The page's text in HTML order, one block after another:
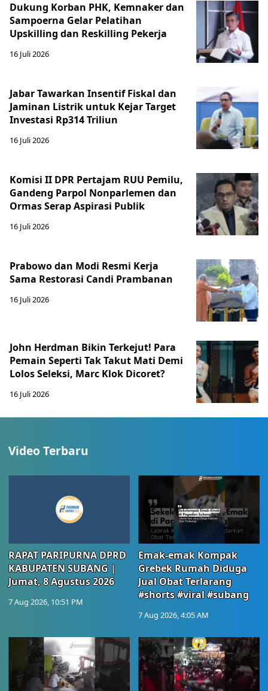
Dukung Korban PHK, Kemnaker dan
Sampoerna Gelar Pelatihan
Upskilling dan Reskilling Pekerja
16 Juli 2026
Jabar Tawarkan Insentif Fiskal dan
Jaminan Listrik untuk Kejar Target
Investasi Rp314 Triliun
16 Juli 2026
Komisi II DPR Pertajam RUU Pemilu,
Gandeng Parpol Nonparlemen dan
Ormas Serap Aspirasi Publik
16 Juli 2026
Prabowo dan Modi Resmi Kerja
Sama Restorasi Candi Prambanan
16 Juli 2026
John Herdman Bikin Terkejut! Para
Pemain Seperti Tak Takut Mati Demi
Lolos Seleksi, Marc Klok Dicoret?
16 Juli 2026
Video Terbaru
RAPAT PARIPURNA DPRD
KABUPATEN SUBANG |
Jumat, 8 Agustus 2026
7 Aug 2026, 10:51 PM
Emak-emak Kompak
Grebek Rumah Diduga
Jual Obat Terlarang
#shorts #viral #subang
7 Aug 2026, 4:05 AM